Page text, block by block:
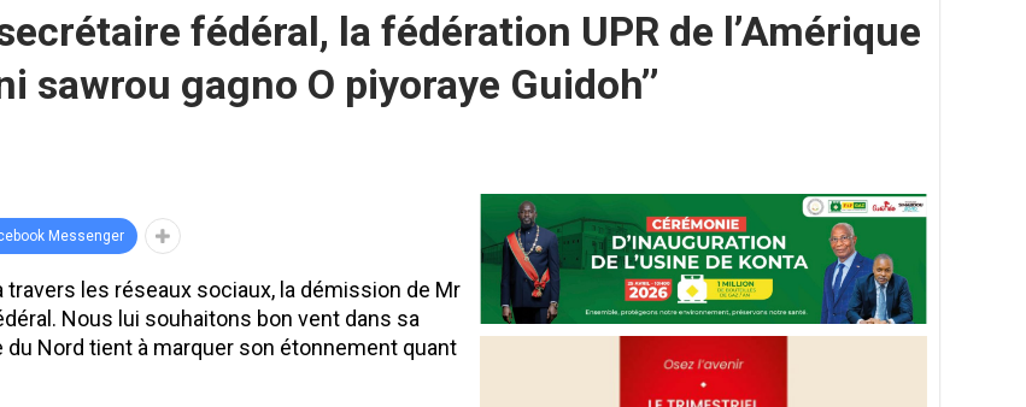
fédéral, la fédération UPR de l’Amérique
sawrou gagno O piyoraye Guidoh’’
Messenger
travers les réseaux sociaux, la démission de Mr
Nous lui souhaitons bon vent dans sa
du Nord tient à marquer son étonnement quant